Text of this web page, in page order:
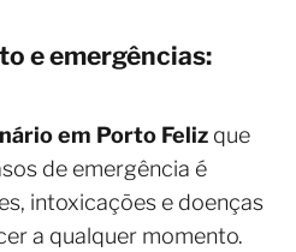
e emergências:
em Porto Feliz que
de emergência é
intoxicações e doenças
a qualquer momento.